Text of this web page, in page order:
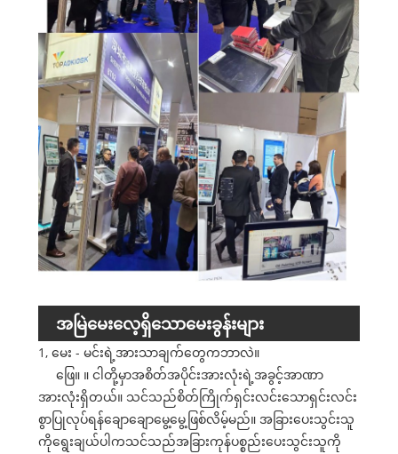
အမြဲမေးလေ့ရှိသောမေးခွန်းများ
1, မေး - မင်းရဲ့အားသာချက်တွေကဘာလဲ။
ဖြေ။ ။ ငါတို့မှာအစိတ်အပိုင်းအားလုံးရဲ့အခွင့်အာဏာ
အားလုံးရှိတယ်။ သင်သည်စိတ်ကြိုက်ရှင်းလင်းသောရှင်းလင်း
စွာပြုလုပ်ရန်ချောချောမွေ့မွေ့ဖြစ်လိမ့်မည်။ အခြားပေးသွင်းသူ
ကိုရွေးချယ်ပါကသင်သည်အခြားကုန်ပစ္စည်းပေးသွင်းသူကို